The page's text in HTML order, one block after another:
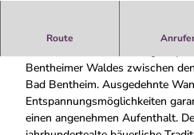
b
e
i
m
W
Route
Café - Restaurant im
Bentheimer Waldes zwischen
Bad Bentheim. Ausgedehnte
Entspannungsmöglichkeiten
einen angenehmen Aufenthalt.